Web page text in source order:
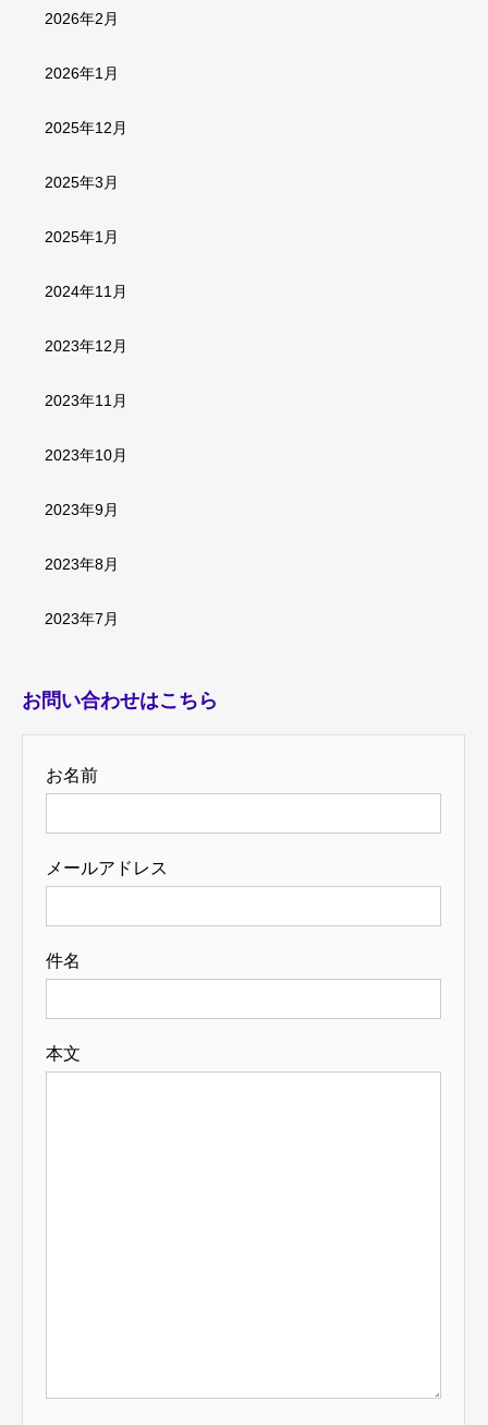
2026年2月
2026年1月
2025年12月
2025年3月
2025年1月
2024年11月
2023年12月
2023年11月
2023年10月
2023年9月
2023年8月
2023年7月
お問い合わせはこちら
お名前
メールアドレス
件名
本文